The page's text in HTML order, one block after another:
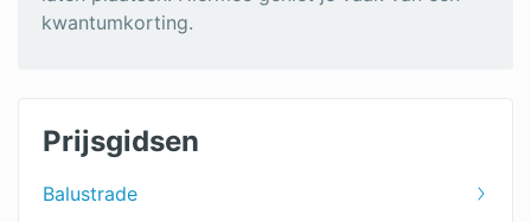
kwantumkorting.
Prijsgidsen
Balustrade